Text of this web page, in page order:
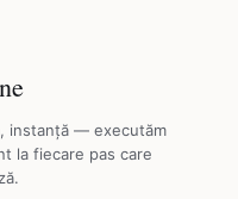
instanță — executăm
la fiecare pas care